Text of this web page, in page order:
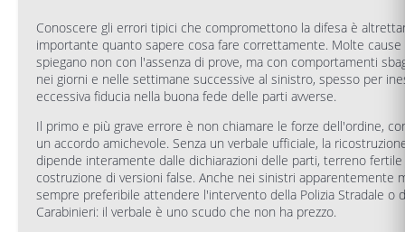
Conoscere gli errori tipici che compromettono la difesa è
importante quanto sapere cosa fare correttamente. Molte
spiegano non con l'assenza di prove, ma con comportamenti
nei giorni e nelle settimane successive al sinistro, spesso per
eccessiva fiducia nella buona fede delle parti avverse.
Il primo e più grave errore è non chiamare le forze dell'ordine,
un accordo amichevole. Senza un verbale ufficiale, la
dipende interamente dalle dichiarazioni delle parti, terreno
costruzione di versioni false. Anche nei sinistri apparentemente
sempre preferibile attendere l'intervento della Polizia Stradale o
Carabinieri: il verbale è uno scudo che non ha prezzo.